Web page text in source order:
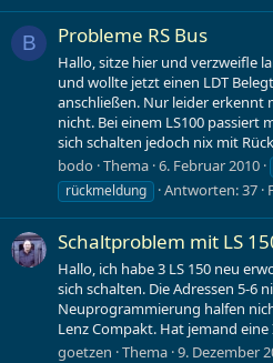
B Probleme RS Bus
Hallo, sitze hier und verzweifle
und wollte jetzt einen LDT
anschließen. Nur leider erkennt
nicht. Bei einem LS100 passiert
sich schalten jedoch nix mit
bodo Thema 6. Februar 2010
rückmeldung
Antworten: 37
Schaltproblem mit LS
Hallo, ich habe 3 LS 150 neu
sich schalten. Die Adressen 5-6
Neuprogrammierung halfen
Lenz Compakt. Hat jemand eine
goetzen Thema 9. Dezember